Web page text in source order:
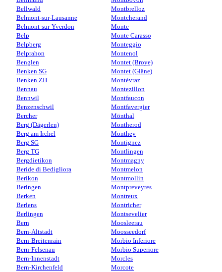
Bellwald
Belmont-sur-Lausanne
Belmont-sur-Yverdon
Belp
Belpberg
Belprahon
Benglen
Benken SG
Benken ZH
Bennau
Bennwil
Benzenschwil
Bercher
Berg (Dägerlen)
Berg am Irchel
Berg SG
Berg TG
Bergdietikon
Beride di Bedigliora
Berikon
Beringen
Berken
Berlens
Berlingen
Bern
Bern-Altstadt
Bern-Breitenrain
Bern-Felsenau
Bern-Innenstadt
Bern-Kirchenfeld
Montbrelloz
Montcherand
Monte
Monte Carasso
Monteggio
Montenol
Montet (Broye)
Montet (Glâne)
Montévraz
Montezillon
Montfaucon
Montfavergier
Mönthal
Montherod
Monthey
Montignez
Montlingen
Montmagny
Montmelon
Montmollin
Montpreveyres
Montreux
Montricher
Montsevelier
Moosleerau
Moosseedorf
Morbio Inferiore
Morbio Superiore
Morcles
Morcote